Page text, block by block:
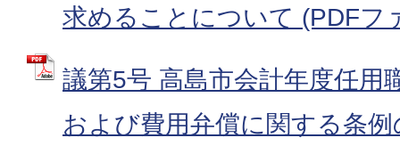
求めることについて (PDFフ
議第5号 高島市会計年度任用
および費用弁償に関する条